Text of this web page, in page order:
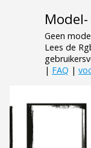
Geen
Lees de
| FAQ |